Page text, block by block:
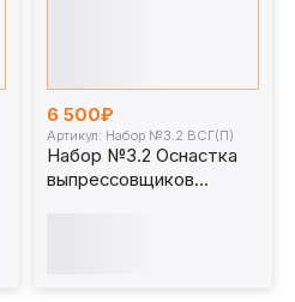
6 500₽
Артикул: Набор №3.2 ВСГ(П)
Набор №3.2 Оснастка
выпрессовщиков